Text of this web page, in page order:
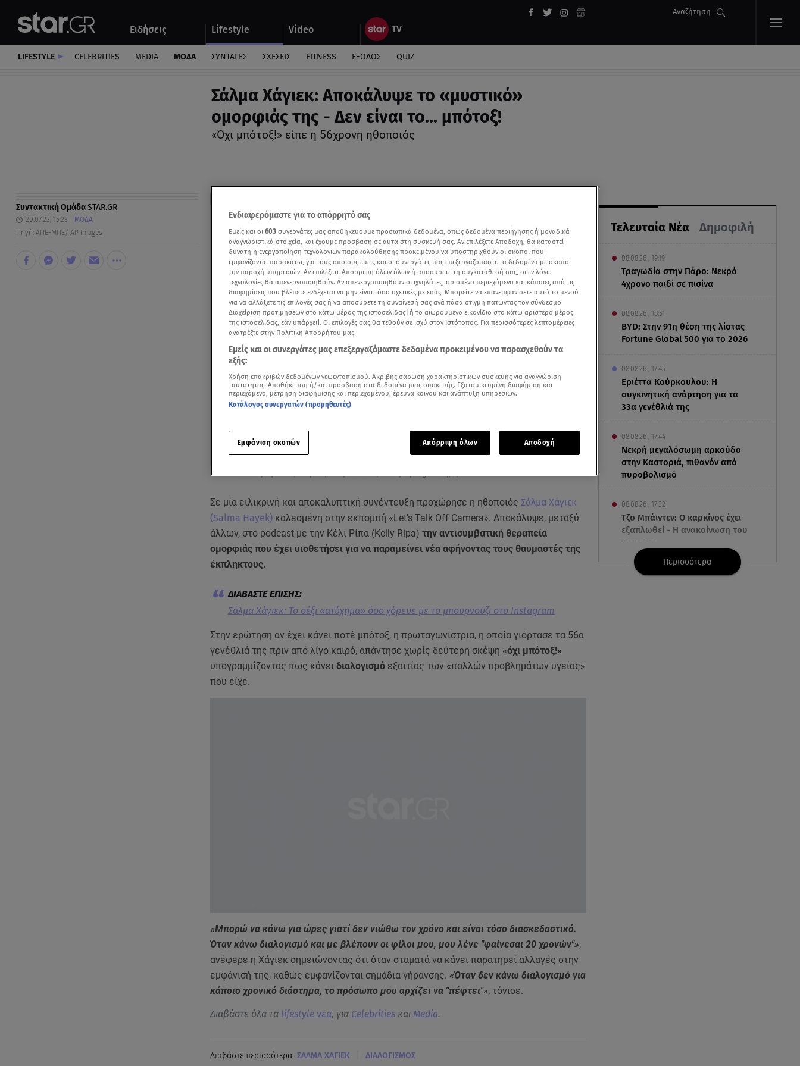
Ειδήσεις Lifestyle Video
Αναζήτηση
Αυτοκίνητο
LIFESTYLE CELEBRITIES MEDIA ΜΟΔΑ ΣΥΝΤΑΓΕΣ ΣΧΕΣΕΙΣ FITNESS ΕΞΟΔΟΣ QUIZ
Σάλμα Χάγιεκ: Αποκάλυψε το «μυστικό»
ομορφιάς της - Δεν είναι το... μπότοξ!
«Όχι μπότοξ!» είπε η 56χρονη ηθοποιός
Τελευταία Νέα Δημοφιλή
08.08.26 , 19:19
Τραγωδία στην Πάρο: Νεκρό
4χρονο παιδί σε πισίνα
08.08.26 , 18:51
BYD: Στην 91η θέση της λίστας
Fortune Global 500 για το 2026
08.08.26 , 17:45
Εριέττα Κούρκουλου: Η
συγκινητική ανάρτηση για τα
33α γενέθλιά της
08.08.26 , 17:44
Νεκρή μεγαλόσωμη αρκούδα
στην Καστοριά, πιθανόν από
πυροβολισμό
08.08.26 , 17:32
Τζο Μπάιντεν: Ο καρκίνος έχει
εξαπλωθεί - Η ανακοίνωση του
γιου του
08.08.26 , 17:20
Περισσότερα
Συντακτική ΟμάδαSTAR.GR
20.07.23, 15:23
ΜΟΔΑ
Πηγή: ΑΠΕ-ΜΠΕ/ AP Images
Add star.gr on Google
Δείτε παλιότερο βίντεο για τη Σάλμα Χάγιεκ από την εκπομπή Mega Καλημέρα
Σε μία ειλικρινή και αποκαλυπτική συνέντευξη προχώρησε η ηθοποιός Σάλμα Χάγιεκ
(Salma Hayek)καλεσμένη στην εκπομπή «Let's Talk Off Camera». Αποκάλυψε, μεταξύ
άλλων, στο podcast με την Κέλι Ρίπα (Kelly Ripa) την αντισυμβατική θεραπεία
ομορφιάς που έχει υιοθετήσει για να παραμείνει νέα αφήνοντας τους θαυμαστές της
έκπληκτους.
Σάλμα Χάγιεκ: Το σέξι «ατύχημα» όσο χόρευε με το μπουρνούζι στο Instagram
Στην ερώτηση αν έχει κάνει ποτέ μπότοξ, η πρωταγωνίστρια, η οποία γιόρτασε τα 56α
γενέθλιά της πριν από λίγο καιρό, απάντησε χωρίς δεύτερη σκέψη «όχι μπότοξ!»
υπογραμμίζοντας πως κάνει διαλογισμόεξαιτίας των «πολλών προβλημάτων υγείας»
που είχε.
«Μπορώ να κάνω για ώρες γιατί δεν νιώθω τον χρόνο και είναι τόσο διασκεδαστικό.
Όταν κάνω διαλογισμό και με βλέπουν οι φίλοι μου, μου λένε "φαίνεσαι 20 χρονών"»,
ανέφερε η Χάγιεκ σημειώνοντας ότι όταν σταματά να κάνει παρατηρεί αλλαγές στην
εμφάνισή της, καθώς εμφανίζονται σημάδια γήρανσης. «Όταν δεν κάνω διαλογισμό για
κάποιο χρονικό διάστημα, το πρόσωπο μου αρχίζει να "πέφτει"», τόνισε.
Διαβάστε όλα τα lifestyle νεα, για Celebritiesκαι Media.
Διαβάστε περισσότερα: ΣΑΛΜΑ ΧΑΓΙΕΚ ΔΙΑΛΟΓΙΣΜΟΣ
Ενδιαφερόμαστε για το απόρρητό σας
Εμείς και οι 603 συνεργάτες μας αποθηκεύουμε προσωπικά δεδομένα, όπως δεδομένα περιήγησης ή μοναδικά
αναγνωριστικά στοιχεία, και έχουμε πρόσβαση σε αυτά στη συσκευή σας. Αν επιλέξετε Αποδοχή, θα καταστεί
δυνατή η ενεργοποίηση τεχνολογιών παρακολούθησης προκειμένου να υποστηριχθούν οι σκοποί που
εμφανίζονται παρακάτω, για τους οποίους εμείς και οι συνεργάτες μας επεξεργαζόμαστε τα δεδομένα με σκοπό
την παροχή υπηρεσιών. Αν επιλέξετε Απόρριψη όλων όλων ή αποσύρετε τη συγκατάθεσή σας, οι εν λόγω
τεχνολογίες θα απενεργοποιηθούν. Αν απενεργοποιηθούν οι ιχνηλάτες, ορισμένο περιεχόμενο και κάποιες από τις
διαφημίσεις που βλέπετε ενδέχεται να μην είναι τόσο σχετικές με εσάς. Μπορείτε να επανεμφανίσετε αυτό το μενού
για να αλλάξετε τις επιλογές σας ή να αποσύρετε τη συναίνεσή σας ανά πάσα στιγμή πατώντας τον σύνδεσμο
Διαχείριση προτιμήσεων στο κάτω μέρος της ιστοσελίδας [ή το αιωρούμενο εικονίδιο στο κάτω αριστερό μέρος
της ιστοσελίδας, εάν υπάρχει]. Οι επιλογές σας θα τεθούν σε ισχύ στον Ιστότοπος. Για περισσότερες λεπτομέρειες
ανατρέξτε στην Πολιτική Απορρήτου μας.
Εμείς και οι συνεργάτες μας επεξεργαζόμαστε δεδομένα προκειμένου να παρασχεθούν τα
εξής:
Χρήση επακριβών δεδομένων γεωεντοπισμού. Ακριβής σάρωση χαρακτηριστικών συσκευής για αναγνώριση
ταυτότητας. Αποθήκευση ή/και πρόσβαση στα δεδομένα μιας συσκευής. Εξατομικευμένη διαφήμιση και
περιεχόμενο, μέτρηση διαφήμισης και περιεχομένου, έρευνα κοινού και ανάπτυξη υπηρεσιών.
Κατάλογος συνεργατών (προμηθευτές)
Εμφάνιση σκοπών Απόρριψη όλων Αποδοχή